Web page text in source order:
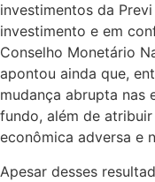
investimentos da
investimento e em
Conselho Monetário
apontou ainda que,
mudança abrupta nas
fundo, além de
econômica adversa e
Apesar desses